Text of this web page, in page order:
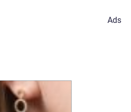
Ads